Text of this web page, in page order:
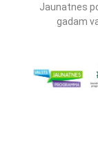
Jaunatnes
gadam